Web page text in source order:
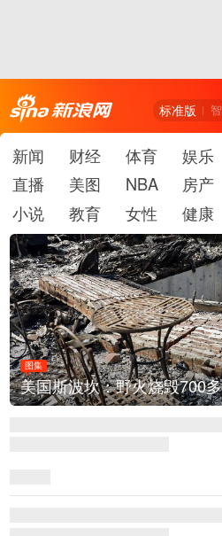
标准版
新闻 财经 体育 娱乐
直播
美图 NBA 房产
小说
教育 女性 健康
图集
美国斯波坎：野火烧毁700